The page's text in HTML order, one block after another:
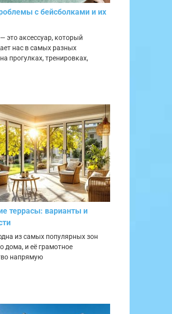
с бейсболками и их
это аксессуар, который
нас в самых разных
прогулках, тренировках,
террасы: варианты и
из самых популярных зон
дома, и её грамотное
напрямую